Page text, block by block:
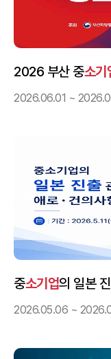
2026 부산 중소기
2026.06.01 ~
중소기업의 일본
2026.05.06 ~